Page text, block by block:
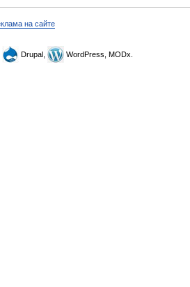
на сайте
Drupal, WordPress, MODx.